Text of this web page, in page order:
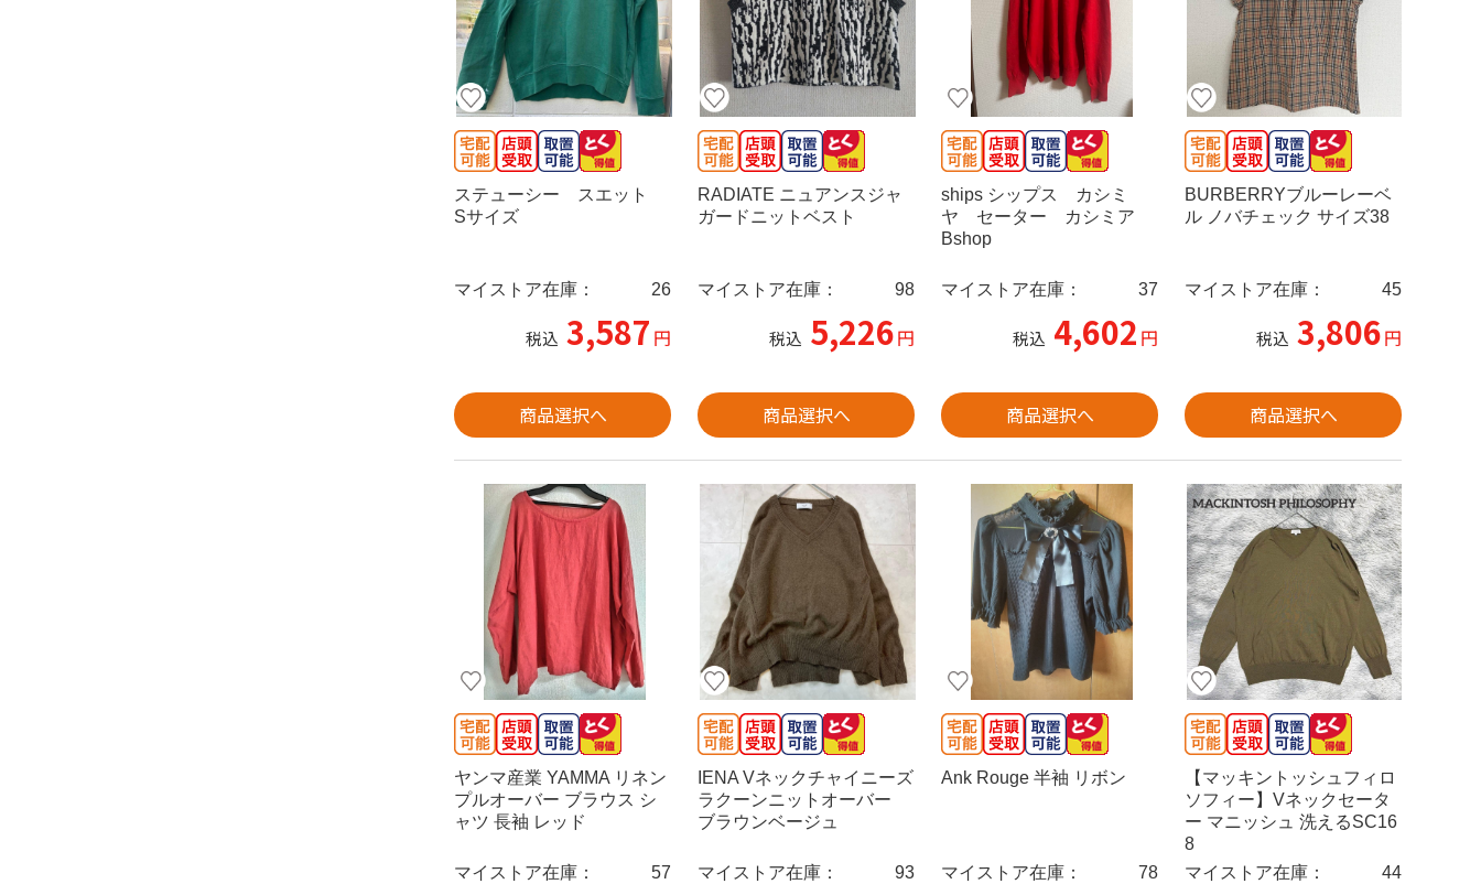
ステューシー スエット
Sサイズ
マイストア在庫： 26
税込 3,587 円
商品選択へ
RADIATE ニュアンスジャ
ガードニットベスト
マイストア在庫： 98
税込 5,226円
商品選択へ
ships シップス カシミ
ヤ セーター カシミア
Bshop
マイストア在庫： 37
税込 4,602 円
商品選択へ
BURBERRYブルーレーベ
ル ノバチェック サイズ38
マイストア在庫： 45
税込 3,806円
商品選択へ
ヤンマ産業 YAMMA リネン
プルオーバー ブラウス シ
ャツ 長袖 レッド
マイストア在庫： 57
IENA Vネックチャイニーズ
ラクーンニットオーバー
ブラウンベージュ
マイストア在庫： 93
Ank Rouge 半袖 リボン
マイストア在庫： 78
【マッキントッシュフィロ
ソフィー】Vネックセータ
ー マニッシュ 洗えるSC16
8
マイストア在庫：
44